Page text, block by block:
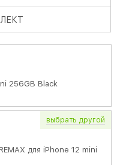
256GB Black
выбрать другой
для iPhone 12 mini